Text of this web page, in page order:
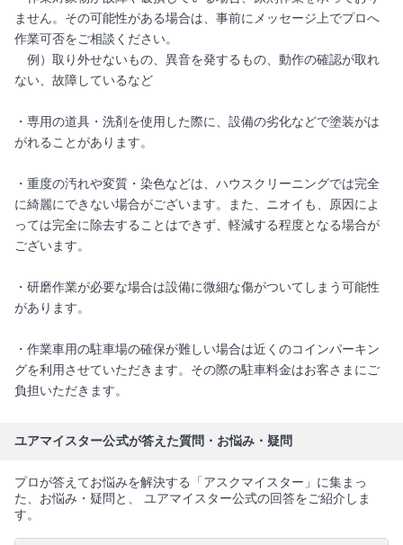
ません。その可能性がある場合は、事前にメッセージ上でプロへ
作業可否をご相談ください。
例）取り外せないもの、異音を発するもの、動作の確認が取れ
ない、故障しているなど
・専用の道具・洗剤を使用した際に、設備の劣化などで塗装がは
がれることがあります。
・重度の汚れや変質・染色などは、ハウスクリーニングでは完全
に綺麗にできない場合がございます。また、ニオイも、原因によ
っては完全に除去することはできず、軽減する程度となる場合が
ございます。
・研磨作業が必要な場合は設備に微細な傷がついてしまう可能性
があります。
・作業車用の駐車場の確保が難しい場合は近くのコインパーキン
グを利用させていただきます。その際の駐車料金はお客さまにご
負担いただきます。
ユアマイスター公式が答えた質問・お悩み・疑問
プロが答えてお悩みを解決する「アスクマイスター」に集まっ
た、お悩み・疑問と、 ユアマイスター公式の回答をご紹介しま
す。